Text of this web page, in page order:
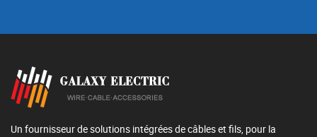
Un fournisseur de solutions intégrées de câbles et fils, pour la